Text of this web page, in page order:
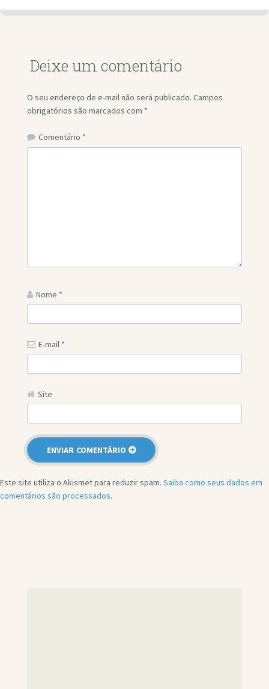
Deixe um comentário
O seu endereço de e-mail não será publicado. Campos
obrigatórios são marcados com *
Comentário *
Nome *
E-mail *
Site
Este site utiliza o Akismet para reduzir spam. Saiba como seus dados em
comentários são processados.